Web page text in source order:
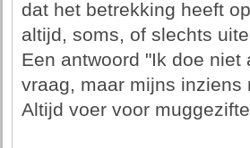
dat het betrekking heeft
altijd, soms, of slechts
Een antwoord "Ik doe
vraag, maar mijns inziens
Altijd voer voor